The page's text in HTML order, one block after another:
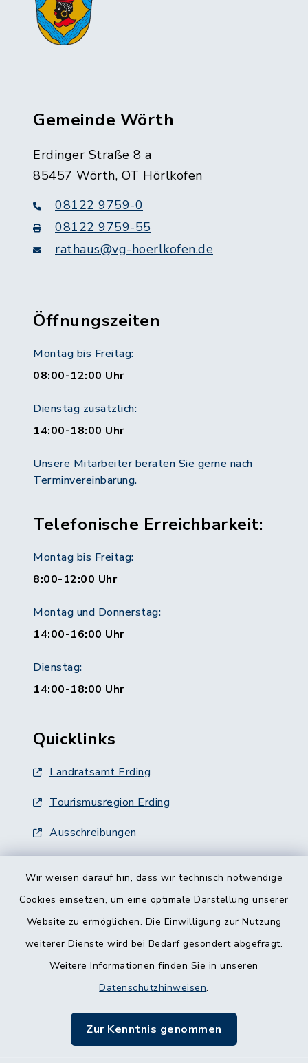
Wir weisen darauf hin, dass wir technisch notwendige
Cookies einsetzen, um eine optimale Darstellung unserer
Website zu ermöglichen. Die Einwilligung zur Nutzung
weiterer Dienste wird bei Bedarf gesondert abgefragt.
Weitere Informationen finden Sie in unseren
Datenschutzhinweisen.
Zur Kenntnis genommen
Gemeinde Wörth
Erdinger Straße 8 a
85457 Wörth, OT Hörlkofen
08122 9759-0
08122 9759-55
rathaus@vg-hoerlkofen.de
Öffnungszeiten
Montag bis Freitag:
08:00-12:00 Uhr
Dienstag zusätzlich:
14:00-18:00 Uhr
Unsere Mitarbeiter beraten Sie gerne nach
Terminvereinbarung.
Telefonische Erreichbarkeit:
Montag bis Freitag:
8:00-12:00 Uhr
Montag und Donnerstag:
14:00-16:00 Uhr
Dienstag:
14:00-18:00 Uhr
Quicklinks
Landratsamt Erding
Tourismusregion Erding
Ausschreibungen
Barrierefreiheit
Impressum